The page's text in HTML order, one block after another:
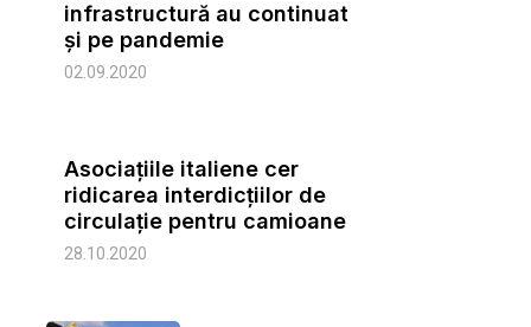
infrastructură au continuat
şi pe pandemie
02.09.2020
Asociațiile italiene cer
ridicarea interdicțiilor de
circulație pentru camioane
28.10.2020